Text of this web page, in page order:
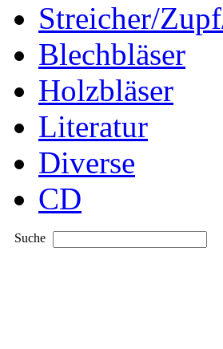
Streicher/
Blechbläser
Holzbläser
Literatur
Diverse
CD
Suche